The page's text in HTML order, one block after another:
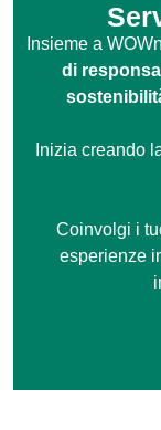
Insieme a
di
Inizia creando
Coinvolgi i
esperienze